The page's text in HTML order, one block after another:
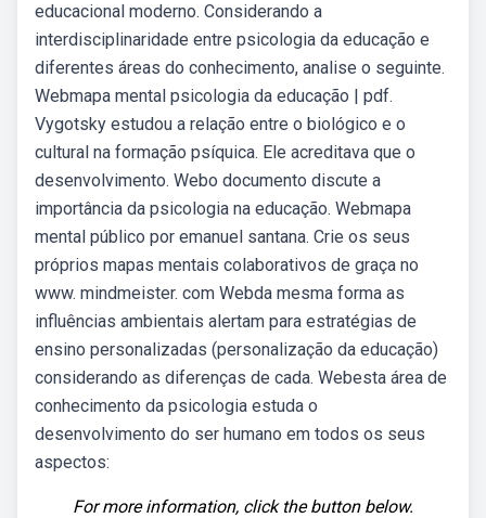
educacional moderno. Considerando a
interdisciplinaridade entre psicologia da educação e
diferentes áreas do conhecimento, analise o seguinte.
Webmapa mental psicologia da educação | pdf.
Vygotsky estudou a relação entre o biológico e o
cultural na formação psíquica. Ele acreditava que o
desenvolvimento. Webo documento discute a
importância da psicologia na educação. Webmapa
mental público por emanuel santana. Crie os seus
próprios mapas mentais colaborativos de graça no
www. mindmeister. com Webda mesma forma as
influências ambientais alertam para estratégias de
ensino personalizadas (personalização da educação)
considerando as diferenças de cada. Webesta área de
conhecimento da psicologia estuda o
desenvolvimento do ser humano em todos os seus
aspectos:
For more information, click the button below.